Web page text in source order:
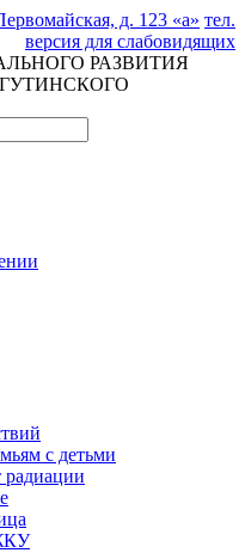
д. 123 «а» тел.
версия для слабовидящих
РАЗВИТИЯ
с детьми
радиации